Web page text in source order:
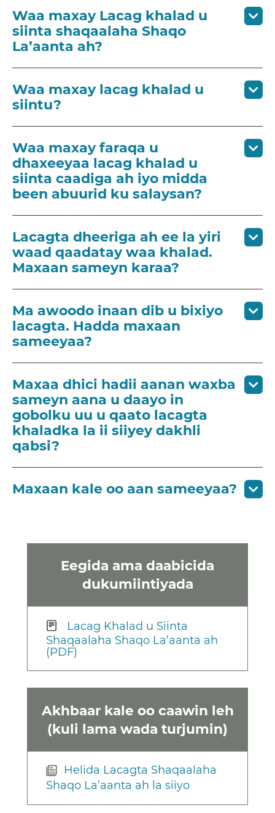
Eegida ama daabicida
dukumiintiyada
Lacag Khalad u Siinta
Shaqaalaha Shaqo La’aanta ah
(PDF)
Akhbaar kale oo caawin leh
(kuli lama wada turjumin)
Helida Lacagta Shaqaalaha
Shaqo La’aanta ah la siiyo
Waa maxay Lacag khalad u
siinta shaqaalaha Shaqo
La’aanta ah?
Waa maxay lacag khalad u
siintu?
Waa maxay faraqa u
dhaxeeyaa lacag khalad u
siinta caadiga ah iyo midda
been abuurid ku salaysan?
Lacagta dheeriga ah ee la yiri
waad qaadatay waa khalad.
Maxaan sameyn karaa?
Ma awoodo inaan dib u bixiyo
lacagta. Hadda maxaan
sameeyaa?
Maxaa dhici hadii aanan waxba
sameyn aana u daayo in
gobolku uu u qaato lacagta
khaladka la ii siiyey dakhli
qabsi?
Maxaan kale oo aan sameeyaa?